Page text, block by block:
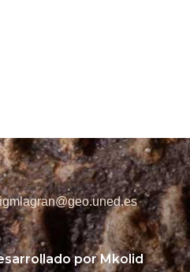
igmlagran@geo.uned.es
por Mkolid